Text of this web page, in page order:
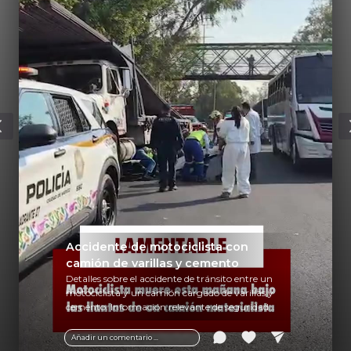
Añadir un comentario ...
Accidente de motociclista con
camión de varillas y cemento
Detalles sobre el accidente de tránsito entre un
motociclista y un camión cargado de varillas y
cemento. Información relevante de seguridad
vial y recomendaciones para motociclistas.